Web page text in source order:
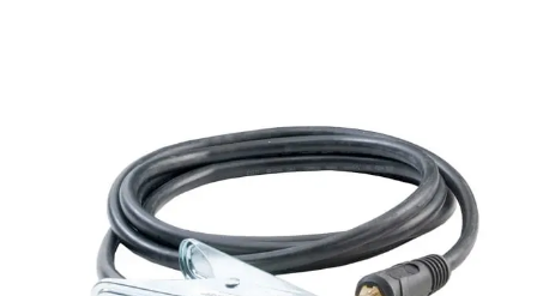
Verneutstyr
Industriprodukter